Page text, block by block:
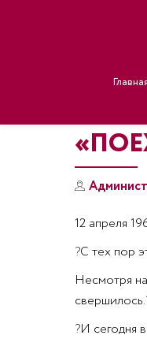
Главная
12 апреля
?С тех пор
Несмотря
свершилось.
?И сегодня